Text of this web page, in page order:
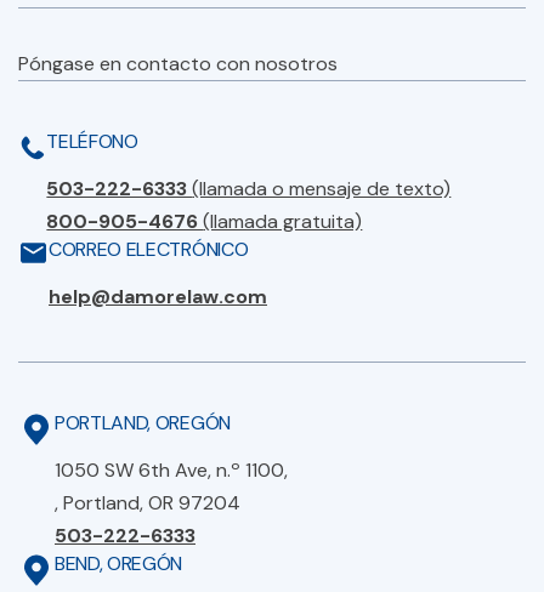
Póngase en contacto con nosotros
TELÉFONO
503-222-6333(llamada o mensaje de texto)
800-905-4676(llamada gratuita)
CORREO ELECTRÓNICO
help@damorelaw.com
PORTLAND, OREGÓN
1050 SW 6th Ave, n.º 1100,
, Portland, OR 97204
503-222-6333
BEND, OREGÓN